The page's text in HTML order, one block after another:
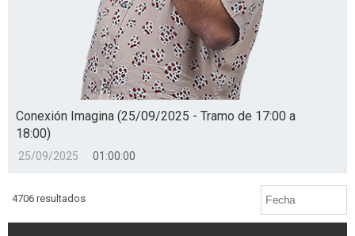
Conexión Imagina (25/09/2025 - Tramo de 17:00 a
18:00)
25/09/2025 01:00:00
4706 resultados